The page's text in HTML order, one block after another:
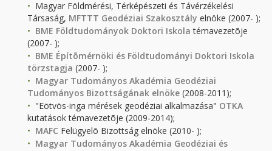
Magyar Földmérési, Térképészeti és Távérzékelési
Társaság, MFTTT Geodéziai Szakosztály elnöke (2007- );
BME Földtudományok Doktori Iskola témavezetõje
(2007- );
BME Építõmérnöki és Földtudományi Doktori Iskola
törzstagja (2007- );
Magyar Tudományos Akadémia Geodéziai
Tudományos Bizottságának elnöke (2008-2011);
"Eötvös-inga mérések geodéziai alkalmazása" OTKA
kutatások témavezetõje (2009-2014);
MAFC Felügyelõ Bizottság elnöke (2010- );
Magyar Tudományos Akadémia Geodéziai és